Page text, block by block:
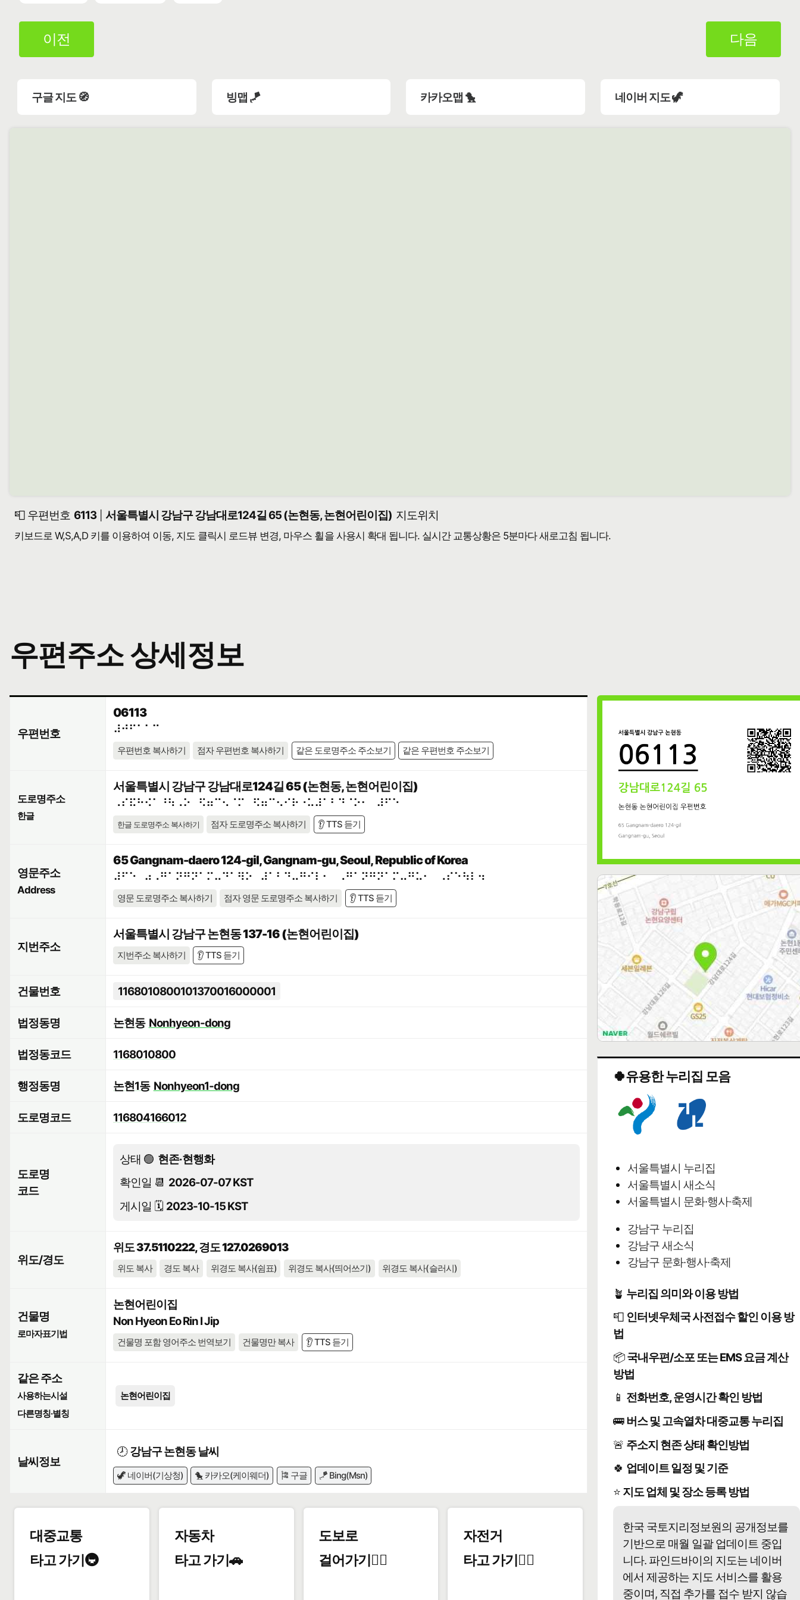
이전 다음
구글 지도 🧭 빙맵 🪁 카카오맵 🐤 네이버 지도 🦖
📮 우편번호 6113 서울특별시 강남구 강남대로124길 65 (논현동, 논현어린이집) 지도위치
키보드로 W,S,A,D 키를 이용하여 이동, 지도 클릭시 로드뷰 변경, 마우스 휠을 사용시 확대 됩니다. 실시간 교통상황은 5분마다 새로고침 됩니다.
우편주소 상세정보
우편번호
06113
⠼⠚⠋⠁⠁⠉
우편번호 복사하기 점자 우편번호 복사하기 같은 도로명주소 주소보기 같은 우편번호 주소보기
도로명주소
한글
서울특별시 강남구 강남대로124길 65 (논현동, 논현어린이집)
⠠⠎⠯⠓⠪⠁⠘⠳⠠⠕⠀⠫⠶⠉⠢⠈⠍⠀⠫⠶⠉⠢⠊⠗⠐⠥⠼⠁⠃⠙⠈⠕⠂⠀⠼⠋⠑
한글 도로명주소 복사하기 점자 도로명주소 복사하기 👂 TTS 듣기
영문주소
Address
65 Gangnam-daero 124-gil, Gangnam-gu, Seoul, Republic of Korea
⠼⠋⠑⠀⠴⠠⠛⠁⠝⠛⠝⠁⠍⠤⠙⠁⠻⠕⠀⠼⠁⠃⠙⠤⠛⠊⠇⠂⠀⠠⠛⠁⠝⠛⠝⠁⠍⠤⠛⠥⠂⠀⠠⠎⠑⠳⠇⠲
영문 도로명주소 복사하기 점자 영문 도로명주소 복사하기 👂 TTS 듣기
지번주소
서울특별시 강남구 논현동 137-16 (논현어린이집)
지번주소 복사하기 👂 TTS 듣기
건물번호 1168010800101370016000001
법정동명 논현동 Nonhyeon-dong
법정동코드 1168010800
행정동명 논현1동 Nonhyeon1-dong
도로명코드 116804166012
도로명
코드
상태 🟢 현존·현행화
확인일 📆 2026-07-07 KST
게시일 🗓️ 2023-10-15 KST
위도/경도
위도 37.5110222, 경도 127.0269013
위도 복사 경도 복사 위경도 복사(쉼표) 위경도 복사(띄어쓰기) 위경도 복사(슬러시)
건물명
로마자표기법
논현어린이집
Non Hyeon Eo Rin I Jip
건물명 포함 영어주소 번역보기 건물명만 복사 👂 TTS 듣기
같은 주소
사용하는시설
다른명칭·별칭
논현어린이집
날씨정보
🕗강남구 논현동 날씨
🦖 네이버(기상청) 🐤 카카오(케이웨더) 🎏 구글 🪁 Bing(Msn)
대중교통
타고 가기🚇
자동차
타고 가기🚗
도보로
걸어가기🚶‍♂️
자전거
타고 가기🚴‍♀️
🍀유용한 누리집 모음
서울특별시 누리집
서울특별시 새소식
서울특별시 문화·행사·축제
강남구 누리집
강남구 새소식
강남구 문화·행사·축제
🪴 누리집 의미와 이용 방법
📮 인터넷우체국 사전접수 할인 이용 방
법
📦국내우편/소포 또는 EMS 요금 계산
방법
📱 전화번호, 운영시간 확인 방법
🚌버스 및 고속열차 대중교통 누리집
🚨 주소지 현존 상태 확인방법
🍀 업데이트 일정 및 기준
⭐ 지도 업체 및 장소 등록 방법
한국 국토지리정보원의 공개정보를
기반으로 매월 일괄 업데이트 중입
니다. 파인드바이의 지도는 네이버
에서 제공하는 지도 서비스를 활용
중이며, 직접 추가를 접수 받지 않습